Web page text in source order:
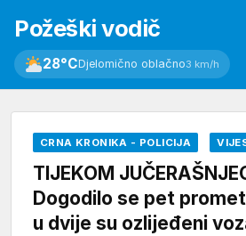
Požeški vodič
28°CDjelomično oblačno3 km/h
CRNA KRONIKA - POLICIJA
TIJEKOM
Dogodilo se pet
u dvije su ozlijeđeni